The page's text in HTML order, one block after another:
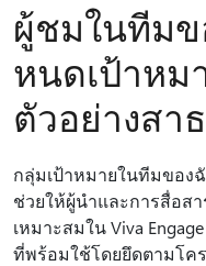
ผู้ชมในทีมข
หนดเป้าห
ตัวอย่างสา
กลุ่มเป้าหมายในทีมของ
ช่วยให้ผู้นําและการสื่อส
เหมาะสมใน Viva
ที่พร้อมใช้โดยยึดตามโค